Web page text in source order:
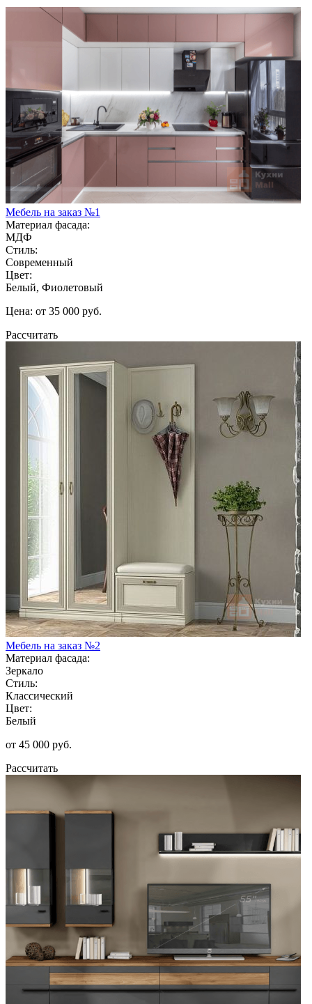
Мебель на заказ №1
Материал фасада:
МДФ
Стиль:
Современный
Цвет:
Белый, Фиолетовый
Цена: от 35 000 руб.
Рассчитать
Мебель на заказ №2
Материал фасада:
Зеркало
Стиль:
Классический
Цвет:
Белый
от 45 000 руб.
Рассчитать